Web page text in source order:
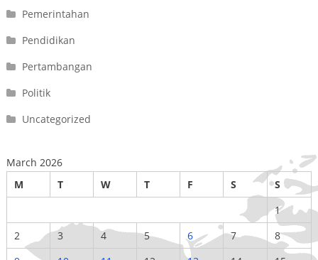
Pemerintahan
Pendidikan
Pertambangan
Politik
Uncategorized
March 2026
M
T W T F S
S
1
2
3 4 5 6 7
8